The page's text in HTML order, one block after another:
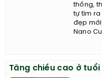
thống,
tự tìm
đẹp
Nano
Tăng chiều cao ở